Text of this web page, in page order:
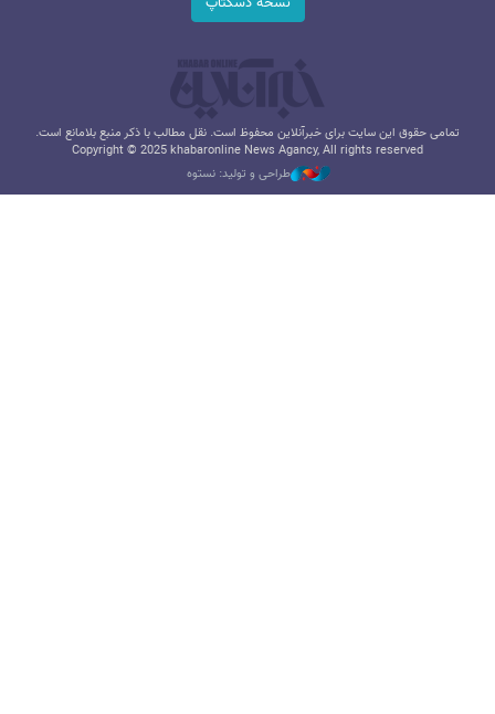
تمامی حقوق این سایت برای خبرآنلاین محفوظ است. نقل مطالب با ذکر منبع بلامانع است.
Copyright © 2025 khabaronline News Agancy, All rights reserved
طراحی و تولید: نستوه